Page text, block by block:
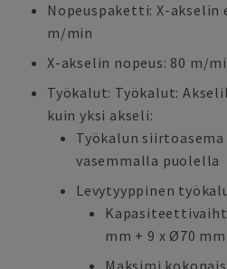
Nopeuspaketti: X-akselin
m/min
X-akselin nopeus: 80 m/
Työkalut: Työkalut:
kuin yksi akseli:
Työkalun siirtoasema
vasemmalla puolella
Levytyyppinen
mm + 9 x Ø70
Maksimi